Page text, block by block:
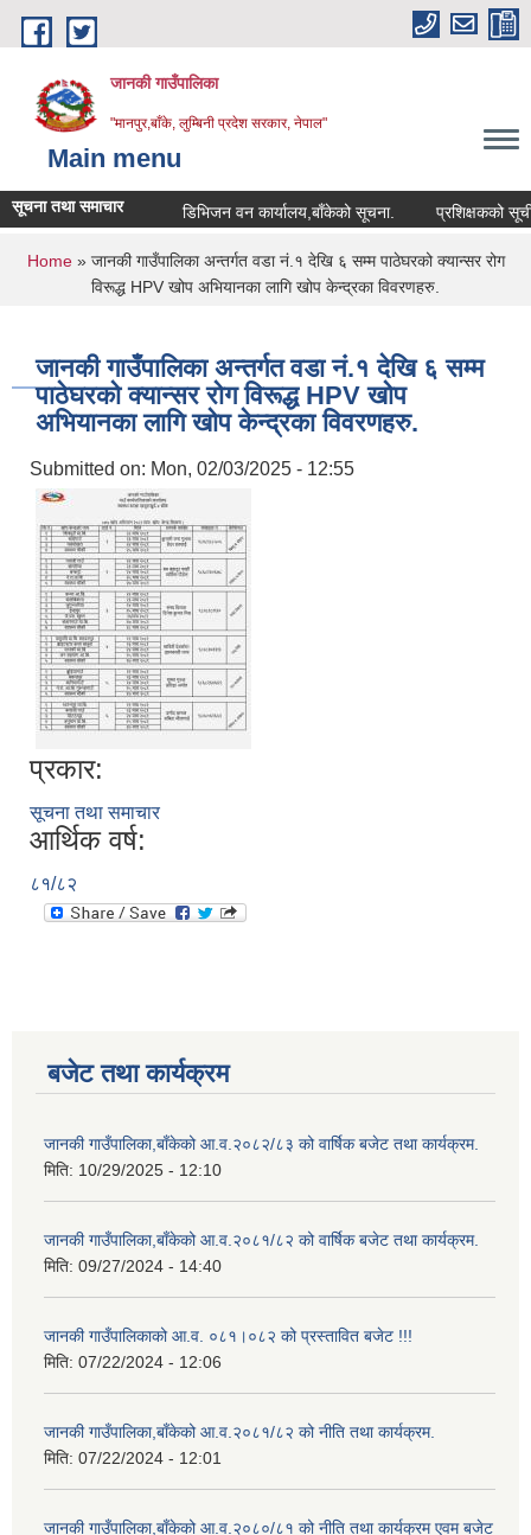
Skip to main content
जानकी गाउँपालिका
"मानपुर,बाँके, लुम्बिनी प्रदेश सरकार, नेपाल"
Main menu
सूचना तथा समाचार डिभिजन वन कार्यालय,बाँकेको सूचना. प्रशिक्षकको सूची
You are here
Home» जानकी गाउँपालिका अन्तर्गत वडा नं.१ देखि ६ सम्म पाठेघरको क्यान्सर रोग
विरूद्ध HPV खोप अभियानका लागि खोप केन्द्रका विवरणहरु.
जानकी गाउँपालिका अन्तर्गत वडा नं.१ देखि ६ सम्म
पाठेघरको क्यान्सर रोग विरूद्ध HPV खोप
अभियानका लागि खोप केन्द्रका विवरणहरु.
Submitted on: Mon, 02/03/2025 - 12:55
प्रकार:
सूचना तथा समाचार
आर्थिक वर्ष:
८१/८२
बजेट तथा कार्यक्रम
जानकी गाउँपालिका,बाँकेको आ.व.२०८२/८३ को वार्षिक बजेट तथा कार्यक्रम.
मिति: 10/29/2025 - 12:10
जानकी गाउँपालिका,बाँकेको आ.व.२०८१/८२ को वार्षिक बजेट तथा कार्यक्रम.
मिति: 09/27/2024 - 14:40
जानकी गाउँपालिकाको आ.व. ०८१।०८२ को प्रस्तावित बजेट !!!
मिति: 07/22/2024 - 12:06
जानकी गाउँपालिका,बाँकेको आ.व.२०८१/८२ को नीति तथा कार्यक्रम.
मिति: 07/22/2024 - 12:01
जानकी गाउँपालिका,बाँकेको आ.व.२०८०/८१ को नीति तथा कार्यक्रम एवम बजेट